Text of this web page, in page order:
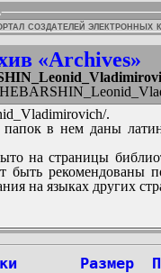
создателей
«Archives»
.
папок в нем даны
на страницы
рекомендованы
на языках других
Размер